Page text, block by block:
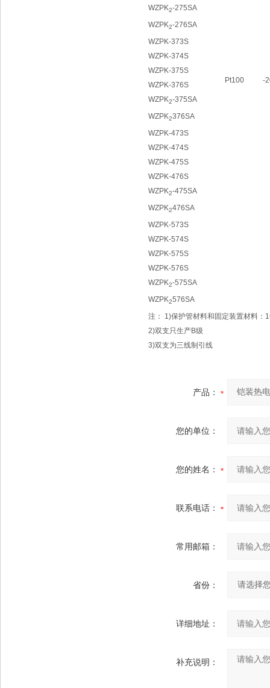
Pt100 -
WZPK2-275SA
WZPK2-276SA
WZPK-373S
WZPK-374S
WZPK-375S
WZPK-376S
WZPK2-375SA
WZPK2376SA
WZPK-473S
WZPK-474S
WZPK-475S
WZPK-476S
WZPK2-475SA
WZPK2476SA
WZPK-573S
WZPK-574S
WZPK-575S
WZPK-576S
WZPK2-575SA
WZPK2576SA
注： 1)保护管材料和固定装置材料：
2)双支只生产B级
3)双支为三线制引线
产品：
您的单位：
您的姓名：
联系电话：
常用邮箱：
省份：
详细地址：
补充说明：